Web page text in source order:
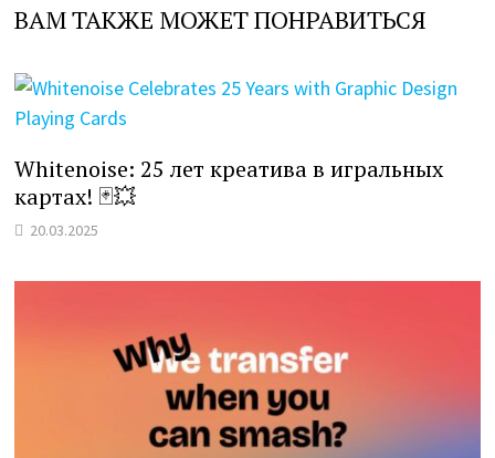
ВАМ ТАКЖЕ МОЖЕТ ПОНРАВИТЬСЯ
Whitenoise: 25 лет креатива в игральных
картах! 🃏💥
20.03.2025